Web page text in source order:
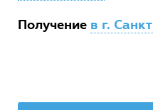
Получение в г.